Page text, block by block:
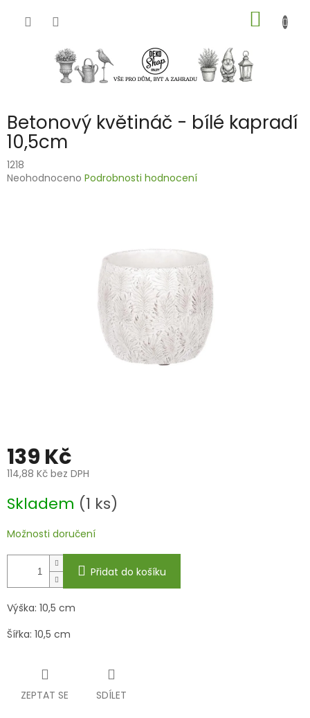
KOŠÍK
Betonový květináč - bílé kapradí
10,5cm
1218
Průměrné
Neohodnoceno Podrobnosti hodnocení
139 Kč
114,88 Kč bez DPH
cena:
Skladem (1 ks)
Možnosti doručení
Přidat do košíku
Výška: 10,5 cm
Šířka: 10,5 cm
ZEPTAT SE SDÍLET